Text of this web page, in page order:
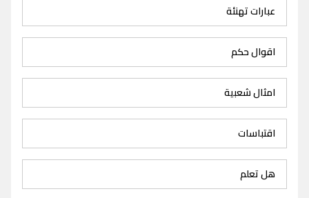
عبارات تهنئة
اقوال حكم
امثال شعبية
اقتباسات
هل تعلم